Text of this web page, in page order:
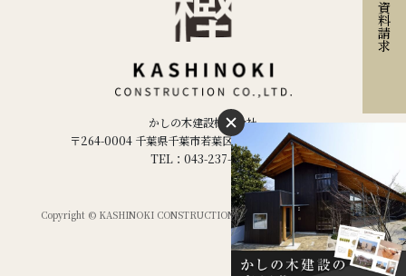
かしの木建設株式会社
〒264-0004 千葉県千葉市若葉区千城台西２丁目２−５
TEL：043-237-1886
Copyright © KASHINOKI CONSTRUCTION Co.ltd,. All Rights Reserved.
資料請求